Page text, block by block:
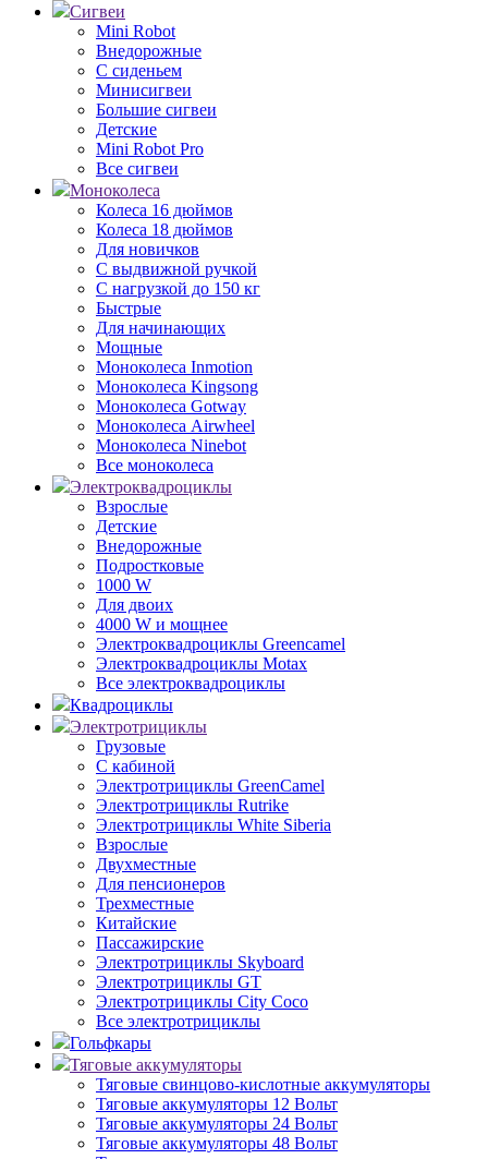
Сигвеи
Mini Robot
Внедорожные
С сиденьем
Минисигвеи
Большие сигвеи
Детские
Mini Robot Pro
Все сигвеи
Моноколеса
Колеса 16 дюймов
Колеса 18 дюймов
Для новичков
С выдвижной ручкой
С нагрузкой до 150 кг
Быстрые
Для начинающих
Мощные
Моноколеса Inmotion
Моноколеса Kingsong
Моноколеса Gotway
Моноколеса Airwheel
Моноколеса Ninebot
Все моноколеса
Электроквадроциклы
Взрослые
Детские
Внедорожные
Подростковые
1000 W
Для двоих
4000 W и мощнее
Электроквадроциклы Greencamel
Электроквадроциклы Motax
Все электроквадроциклы
Квадроциклы
Электротрициклы
Грузовые
С кабиной
Электротрициклы GreenCamel
Электротрициклы Rutrike
Электротрициклы White Siberia
Взрослые
Двухместные
Для пенсионеров
Трехместные
Китайские
Пассажирские
Электротрициклы Skyboard
Электротрициклы GT
Электротрициклы City Coco
Все электротрициклы
Гольфкары
Тяговые аккумуляторы
Тяговые свинцово-кислотные аккумуляторы
Тяговые аккумуляторы 12 Вольт
Тяговые аккумуляторы 24 Вольт
Тяговые аккумуляторы 48 Вольт